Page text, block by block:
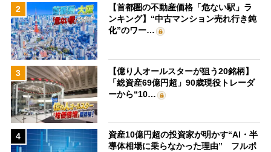
2
【首都圏の不動産価格「危ない駅」ラ
ンキング】“中古マンション売れ行き鈍
化”のワー…
3
【億り人オールスターが狙う20銘柄】
「総資産69億円超」90歳現役トレーダ
ーから“10…
4
資産10億円超の投資家が明かす“AI・半
導体相場に乗らなかった理由” フルポ